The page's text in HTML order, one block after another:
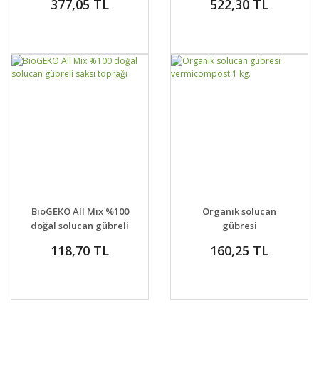
377,05 TL 522,30 TL
DETAYLAR
VER
BioGEKO All Mix %100
doğal solucan gübreli
118,70 TL
DETAYLAR
VER
Organik solucan
gübresi
160,25 TL